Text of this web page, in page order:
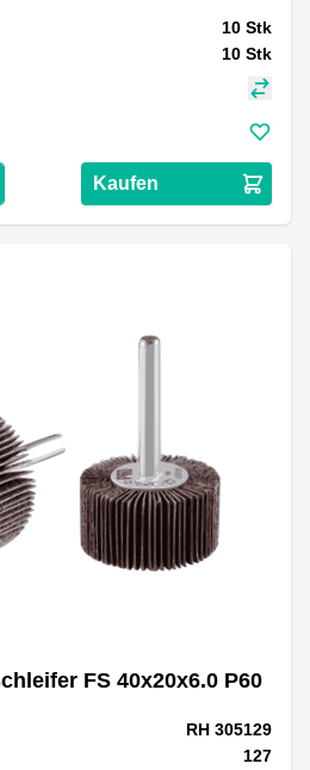
10 Stk
10 Stk
Kaufen
FS 40x20x6.0 P60
RH 305129
127